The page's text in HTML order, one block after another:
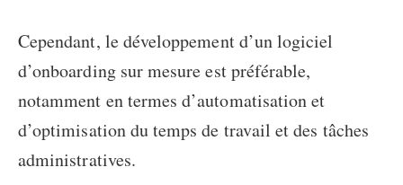
Cependant, ledéveloppement d’un logiciel
d’onboarding sur mesureest préférable,
notamment en termes d’automatisation et
d’optimisation du temps de travail et des tâches
administratives.